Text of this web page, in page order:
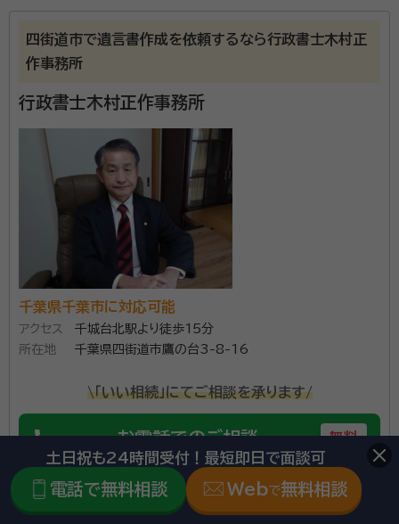
四街道市で遺言書作成を依頼するなら行政書士木村正
作事務所
行政書士木村正作事務所
千葉県千葉市に対応可能
アクセス
千城台北駅より徒歩15分
所在地
千葉県四街道市鷹の台3-8-16
\「いい相続」にてご相談を承ります/
phone お電話でのご相談 無料
mail Web相談も受付中 無料
土日祝も24時間受付！最短即日で面談可
電話で無料相談 Webで無料相談